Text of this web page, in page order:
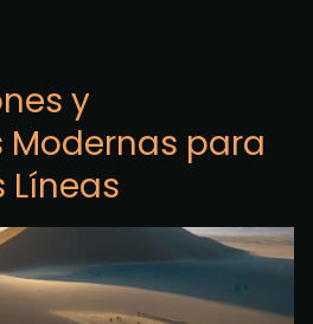
y
para
Líneas